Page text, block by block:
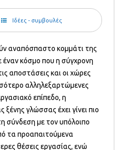
Ιδέες - συμβουλές
αναπόσπαστο κομμάτι της
έναν κόσμο που η σύγχρονη
αποστάσεις και οι χώρες
αλληλεξαρτώμενες
επίπεδο, η
γλώσσας έχει γίνει πιο
σύνδεση με τον υπόλοιπο
τα προαπαιτούμενα
θέσεις εργασίας, ενώ